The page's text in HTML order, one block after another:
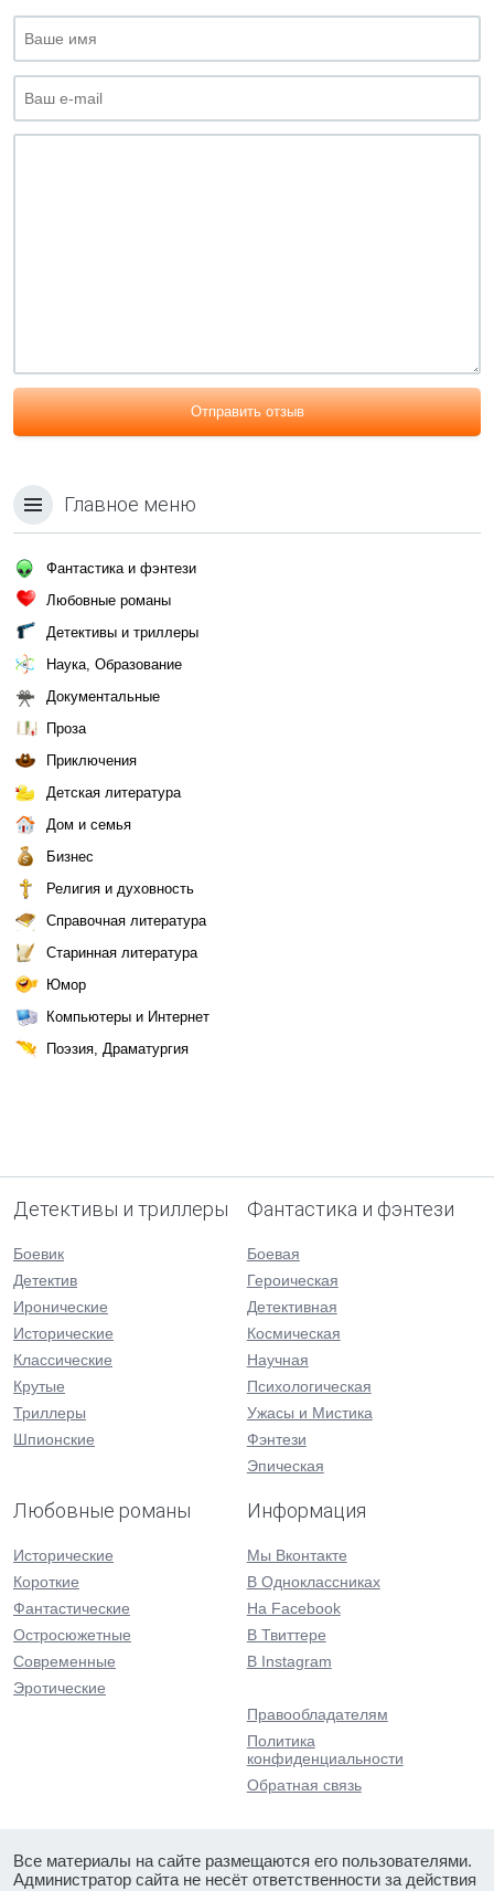
Отправить отзыв
Главное меню
Фантастика и фэнтези
Любовные романы
Детективы и триллеры
Наука, Образование
Документальные
Проза
Приключения
Детская литература
Дом и семья
Бизнес
Религия и духовность
Справочная литература
Старинная литература
Юмор
Компьютеры и Интернет
Поэзия, Драматургия
Детективы и триллеры
Боевик
Детектив
Иронические
Исторические
Классические
Крутые
Триллеры
Шпионские
Фантастика и фэнтези
Боевая
Героическая
Детективная
Космическая
Научная
Психологическая
Ужасы и Мистика
Фэнтези
Эпическая
Любовные романы
Исторические
Короткие
Фантастические
Остросюжетные
Современные
Эротические
Информация
Мы Вконтакте
В Одноклассниках
На Facebook
В Твиттере
В Instagram
Правообладателям
Политика
конфиденциальности
Обратная связь
Все материалы на сайте размещаются его пользователями.
Администратор сайта не несёт ответственности за действия